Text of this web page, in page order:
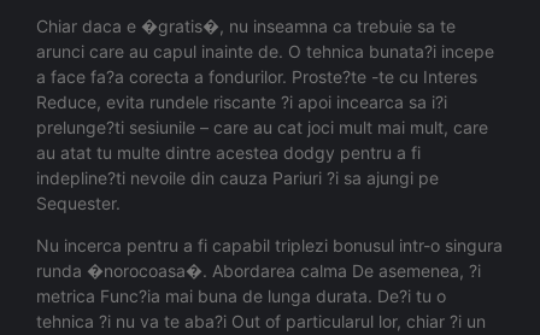
Chiar daca e �gratis�, nu inseamna ca trebuie sa te
arunci care au capul inainte de. O tehnica bunata?i incepe
a face fa?a corecta a fondurilor. Proste?te -te cu Interes
Reduce, evita rundele riscante ?i apoi incearca sa i?i
prelunge?ti sesiunile – care au cat joci mult mai mult, care
au atat tu multe dintre acestea dodgy pentru a fi
indepline?ti nevoile din cauza Pariuri ?i sa ajungi pe
Sequester.
Nu incerca pentru a fi capabil triplezi bonusul intr-o singura
runda �norocoasa�. Abordarea calma De asemenea, ?i
metrica Func?ia mai buna de lunga durata. De?i tu o
tehnica ?i nu va te aba?i Out of particularul lor, chiar ?i un